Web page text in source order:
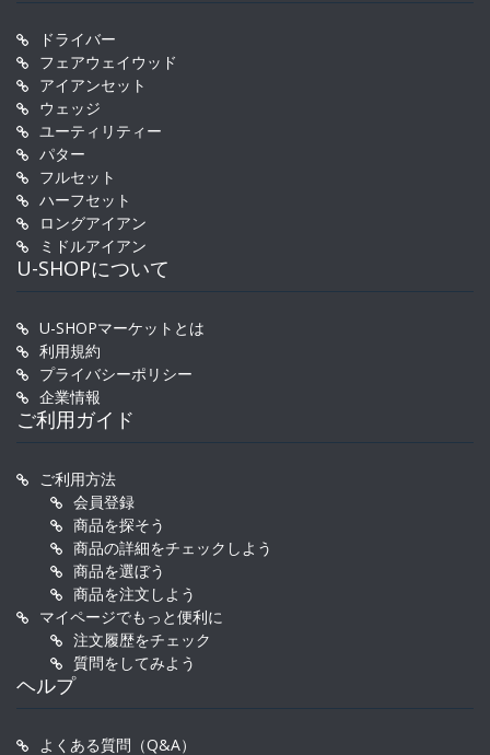
ドライバー
フェアウェイウッド
アイアンセット
ウェッジ
ユーティリティー
パター
フルセット
ハーフセット
ロングアイアン
ミドルアイアン
U-SHOPについて
U-SHOPマーケットとは
利用規約
プライバシーポリシー
企業情報
ご利用ガイド
ご利用方法
会員登録
商品を探そう
商品の詳細をチェックしよう
商品を選ぼう
商品を注文しよう
マイページでもっと便利に
注文履歴をチェック
質問をしてみよう
ヘルプ
よくある質問（Q&A）